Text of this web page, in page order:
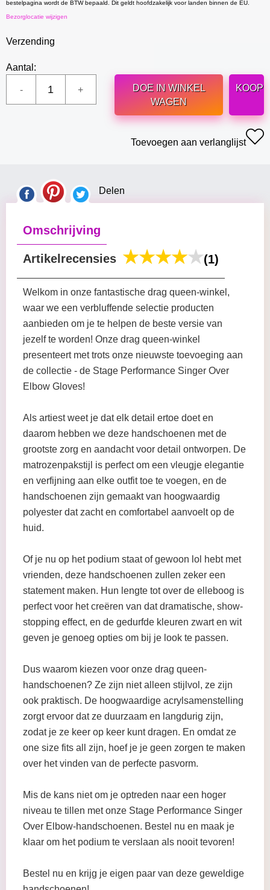
bestelpagina wordt de BTW bepaald. Dit geldt hoofdzakelijk voor landen binnen de EU.
Bezorglocatie wijzigen
Verzending
Aantal:
DOE IN WINKEL
WAGEN
KOOP
Toevoegen aan verlanglijst
Delen
Omschrijving
Artikelrecensies (1)
Welkom in onze fantastische drag queen-winkel,
waar we een verbluffende selectie producten
aanbieden om je te helpen de beste versie van
jezelf te worden! Onze drag queen-winkel
presenteert met trots onze nieuwste toevoeging aan
de collectie - de Stage Performance Singer Over
Elbow Gloves!
Als artiest weet je dat elk detail ertoe doet en
daarom hebben we deze handschoenen met de
grootste zorg en aandacht voor detail ontworpen. De
matrozenpakstijl is perfect om een vleugje elegantie
en verfijning aan elke outfit toe te voegen, en de
handschoenen zijn gemaakt van hoogwaardig
polyester dat zacht en comfortabel aanvoelt op de
huid.
Of je nu op het podium staat of gewoon lol hebt met
vrienden, deze handschoenen zullen zeker een
statement maken. Hun lengte tot over de elleboog is
perfect voor het creëren van dat dramatische, show-
stopping effect, en de gedurfde kleuren zwart en wit
geven je genoeg opties om bij je look te passen.
Dus waarom kiezen voor onze drag queen-
handschoenen? Ze zijn niet alleen stijlvol, ze zijn
ook praktisch. De hoogwaardige acrylsamenstelling
zorgt ervoor dat ze duurzaam en langdurig zijn,
zodat je ze keer op keer kunt dragen. En omdat ze
one size fits all zijn, hoef je je geen zorgen te maken
over het vinden van de perfecte pasvorm.
Mis de kans niet om je optreden naar een hoger
niveau te tillen met onze Stage Performance Singer
Over Elbow-handschoenen. Bestel nu en maak je
klaar om het podium te verslaan als nooit tevoren!
Bestel nu en krijg je eigen paar van deze geweldige